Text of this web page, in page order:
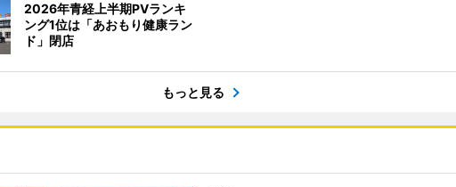
2026年青経上半期PVランキ
ング1位は「あおもり健康ラン
ド」閉店
もっと見る